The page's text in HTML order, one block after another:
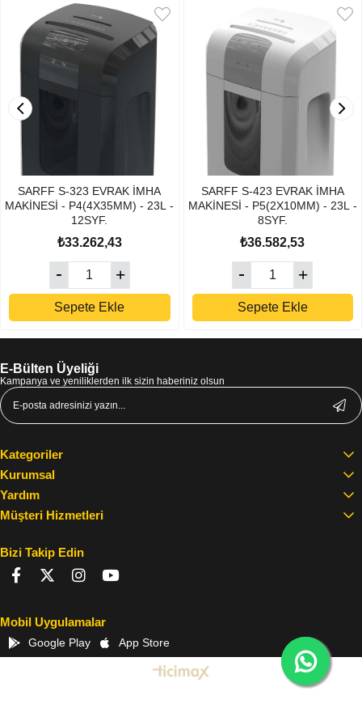
SARFF S-323 EVRAK İMHA
MAKİNESİ - P4(4X35MM) - 23L -
12SYF.
₺33.262,43
Sepete Ekle
SARFF S-423 EVRAK İMHA
MAKİNESİ - P5(2X10MM) - 23L -
8SYF.
₺36.582,53
Sepete Ekle
E-Bülten Üyeliği
Kampanya ve yeniliklerden ilk sizin haberiniz olsun
Kategoriler
Kurumsal
Yardım
Müşteri Hizmetleri
Bizi Takip Edin
Mobil Uygulamalar
Google Play App Store